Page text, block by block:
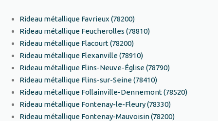
Rideau métallique Favrieux (78200)
Rideau métallique Feucherolles (78810)
Rideau métallique Flacourt (78200)
Rideau métallique Flexanville (78910)
Rideau métallique Flins-Neuve-Église (78790)
Rideau métallique Flins-sur-Seine (78410)
Rideau métallique Follainville-Dennemont (78520)
Rideau métallique Fontenay-le-Fleury (78330)
Rideau métallique Fontenay-Mauvoisin (78200)